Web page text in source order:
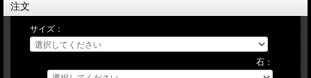
注文
サイズ：
石：